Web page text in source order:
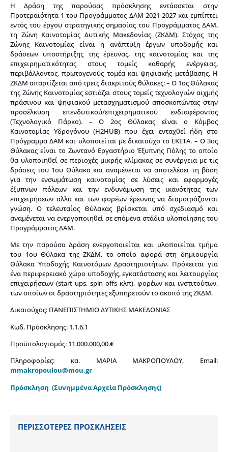
Η Δράση της παρούσας πρόσκλησης εντάσσεται στην
Προτεραιότητα 1 του Προγράμματος ΔΑΜ 2021-2027 και εμπίπτει
εντός του έργου στρατηγικής σημασίας του Προγράμματος ΔΑΜ,
τη Ζώνη Καινοτομίας Δυτικής Μακεδονίας (ΖΚΔΜ). Στόχος της
Ζώνης Καινοτομίας είναι η ανάπτυξη έργων υποδομής και
δράσεων υποστήριξης της έρευνας, της καινοτομίας και της
επιχειρηματικότητας στους τομείς καθαρής ενέργειας,
περιβάλλοντος, πρωτογενούς τομέα και ψηφιακής μετάβασης. Η
ΖΚΔΜ απαρτίζεται από τρεις διακριτούς θύλακες: – Ο 1ος Θύλακας
της Ζώνης Καινοτομίας εστιάζει στους τομείς τεχνολογιών αιχμής
πράσινου και ψηφιακού μετασχηματισμού αποσκοπώντας στην
προσέλκυση επενδυτικού/επιχειρηματικού ενδιαφέροντος
(Τεχνολογικό Πάρκο). – Ο 2ος Θύλακας είναι ο Κόμβος
Καινοτομίας Υδρογόνου (H2HUB) που έχει ενταχθεί ήδη στο
Πρόγραμμα ΔΑΜ και υλοποιείται με δικαιούχο το ΕΚΕΤΑ. – Ο 3ος
Θύλακας είναι το Ζωντανό Εργαστήριο Έξυπνης Πόλης το οποίο
θα υλοποιηθεί σε περιοχές μικρής κλίμακας σε συνέργεια με τις
δράσεις του 1ου Θύλακα και αναμένεται να αποτελέσει τη βάση
για την ενσωμάτωση καινοτομίας σε λύσεις και εφαρμογές
έξυπνων πόλεων και την ενδυνάμωση της ικανότητας των
επιχειρήσεων αλλά και των φορέων έρευνας να διαμοιράζονται
γνώση. Ο τελευταίος Θύλακας βρίσκεται υπό σχεδιασμό και
αναμένεται να ενεργοποιηθεί σε επόμενα στάδια υλοποίησης του
Προγράμματος ΔΑΜ.
Με την παρούσα Δράση ενεργοποιείται και υλοποιείται τμήμα
του 1ου Θύλακα της ΖΚΔΜ, το οποίο αφορά στη δημιουργία
Θύλακα Υποδοχής Καινοτόμων Δραστηριοτήτων. Πρόκειται για
ένα περιφερειακό χώρο υποδοχής, εγκατάστασης και λειτουργίας
επιχειρήσεων (start ups, spin offs κλπ), φορέων και ινστιτούτων,
των οποίων οι δραστηριότητες εξυπηρετούν το σκοπό της ΖΚΔΜ.
Δικαιούχος: ΠΑΝΕΠΙΣΤΗΜΙΟ ΔΥΤΙΚΗΣ ΜΑΚΕΔΟΝΙΑΣ
Κωδ. Πρόσκλησης: 1.1.6.1
Προϋπολογισμός: 11.000.000,00.€
Πληροφορίες: κα. ΜΑΡΙΑ ΜΑΚΡΟΠΟΥΛΟΥ, Email:
mmakropoulou@mou.gr
Πρόσκληση (Συνημμένα Αρχεία Πρόσκλησης)
ΠΕΡΙΣΣΟΤΕΡΕΣ ΠΡΟΣΚΛΗΣΕΙΣ